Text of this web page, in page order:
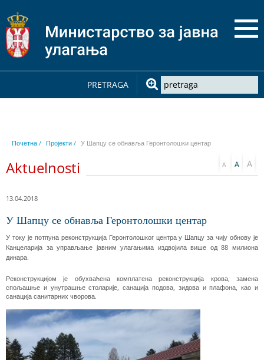
PRETRAGA
Почетна / Пројекти / У Шапцу се обнавља Геронтолошки центар
Aktuelnosti
13.04.2018
У Шапцу се обнавља Геронтолошки центар
У току је потпуна реконструкција Геронтолошког центра у Шапцу за чију обнову је
Канцеларија за управљање јавним улагањима издвојила више од 88 милиона
динара.
Реконструкцијом је обухваћена комплатена реконструкција крова, замена
спољашње и унутрашње столарије, санација подова, зидова и плафона, као и
санација санитарних чворова.